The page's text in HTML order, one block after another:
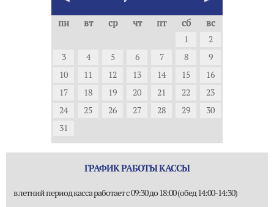
пн вт ср чт пт сб вс
1
2
3
4 5 6 7 8
9
10
11 12 13 14 15
16
17
18 19 20 21 22
23
24
25 26 27 28 29
30
31
ГРАФИК РАБОТЫ КАССЫ
в летний период касса работает с 09:30 до 18:00 (обед 14:00-14:30)